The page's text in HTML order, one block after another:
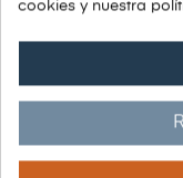
cookies y nuestra